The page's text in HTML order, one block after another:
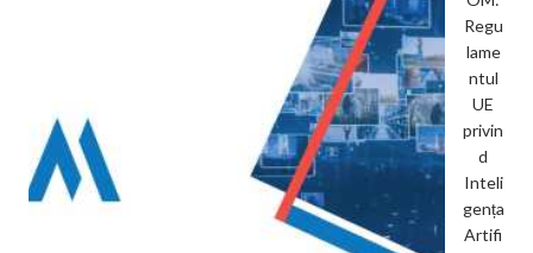
Regu
lame
ntul
UE
privin
d
Inteli
gența
Artifi